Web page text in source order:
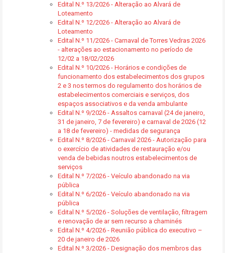
Edital N.º 13/2026 - Alteração ao Alvará de
Loteamento
Edital N.º 12/2026 - Alteração ao Alvará de
Loteamento
Edital N.º 11/2026 - Carnaval de Torres Vedras 2026
- alterações ao estacionamento no período de
12/02 a 18/02/2026
Edital N.º 10/2026 - Horários e condições de
funcionamento dos estabelecimentos dos grupos
2 e 3 nos termos do regulamento dos horários de
estabelecimentos comerciais e serviços, dos
espaços associativos e da venda ambulante
Edital N.º 9/2026 - Assaltos carnaval (24 de janeiro,
31 de janeiro, 7 de fevereiro) e carnaval de 2026 (12
a 18 de fevereiro) - medidas de segurança
Edital N.º 8/2026 - Carnaval 2026 - Autorização para
o exercício de atividades de restauração e/ou
venda de bebidas noutros estabelecimentos de
serviços
Edital N.º 7/2026 - Veículo abandonado na via
pública
Edital N.º 6/2026 - Veículo abandonado na via
pública
Edital N.º 5/2026 - Soluções de ventilação, filtragem
e renovação de ar sem recurso a chaminés
Edital N.º 4/2026 - Reunião pública do executivo –
20 de janeiro de 2026
Edital N.º 3/2026 - Designação dos membros das